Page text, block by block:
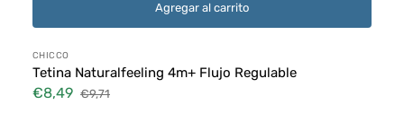
Agregar al carrito
Proveedor:
CHICCO
Tetina Naturalfeeling 4m+ Flujo Regulable
Precio
€8,49
Precio
€9,71